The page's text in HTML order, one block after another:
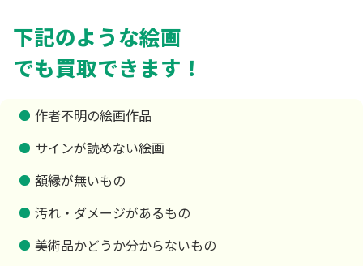
下記のような絵画
でも買取できます！
作者不明の絵画作品
サインが読めない絵画
額縁が無いもの
汚れ・ダメージがあるもの
美術品かどうか分からないもの